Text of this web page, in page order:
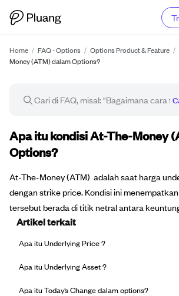
Home / FAQ - Options / Options Product & Feature /
Money (ATM) dalam Options?
Artikel FAQ
Apa itu kondisi At-The-Money
Options?
At-The-Money (ATM) adalah saat harga
dengan strike price. Kondisi ini
tersebut berada di titik netral antara
Artikel terkait
Apa itu Underlying Price ?
Apa itu Underlying Asset ?
Apa itu Today’s Change dalam options?